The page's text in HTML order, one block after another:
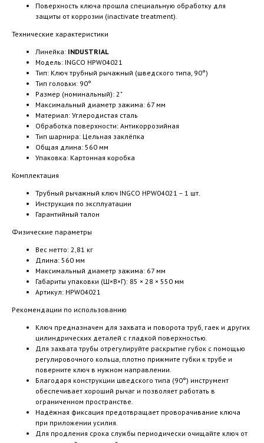
Поверхность ключа прошла специальную обработку для
защиты от коррозии (inactivate treatment).
Технические характеристики
Линейка: INDUSTRIAL
Модель: INGCO HPW04021
Тип: Ключ трубный рычажный (шведского типа, 90°)
Тип головки: 90°
Размер (номинальный): 2"
Максимальный диаметр зажима: 67 мм
Материал: Углеродистая сталь
Обработка поверхности: Антикоррозийная
Тип шарнира: Цельная заклёпка
Общая длина: 560 мм
Упаковка: Картонная коробка
Комплектация
Трубный рычажный ключ INGCO HPW04021 – 1 шт.
Инструкция по эксплуатации
Гарантийный талон
Физические параметры
Вес нетто: 2,81 кг
Длина: 560 мм
Максимальный диаметр зажима: 67 мм
Габариты упаковки (Ш×В×Г): 85 × 28 × 550 мм
Артикул: HPW04021
Рекомендации по использованию
Ключ предназначен для захвата и поворота труб, гаек и других
цилиндрических деталей с гладкой поверхностью.
Для захвата трубы отрегулируйте раскрытие губок с помощью
регулировочного кольца, плотно прижмите губки к трубе и
поверните ключ в нужном направлении.
Благодаря конструкции шведского типа (90°) инструмент
обеспечивает хороший рычаг и позволяет работать в
ограниченном пространстве.
Надёжная фиксация предотвращает проворачивание ключа
при приложении усилия.
Для продления срока службы периодически очищайте ключ от